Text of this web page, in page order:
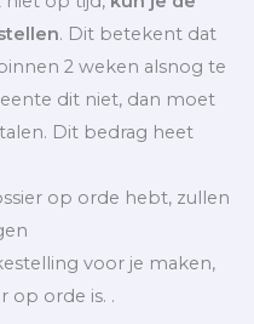
. Dit betekent dat
2 weken alsnog te
dit niet, dan moet
Dit bedrag heet
op orde hebt, zullen
voor je maken,
op orde is. .